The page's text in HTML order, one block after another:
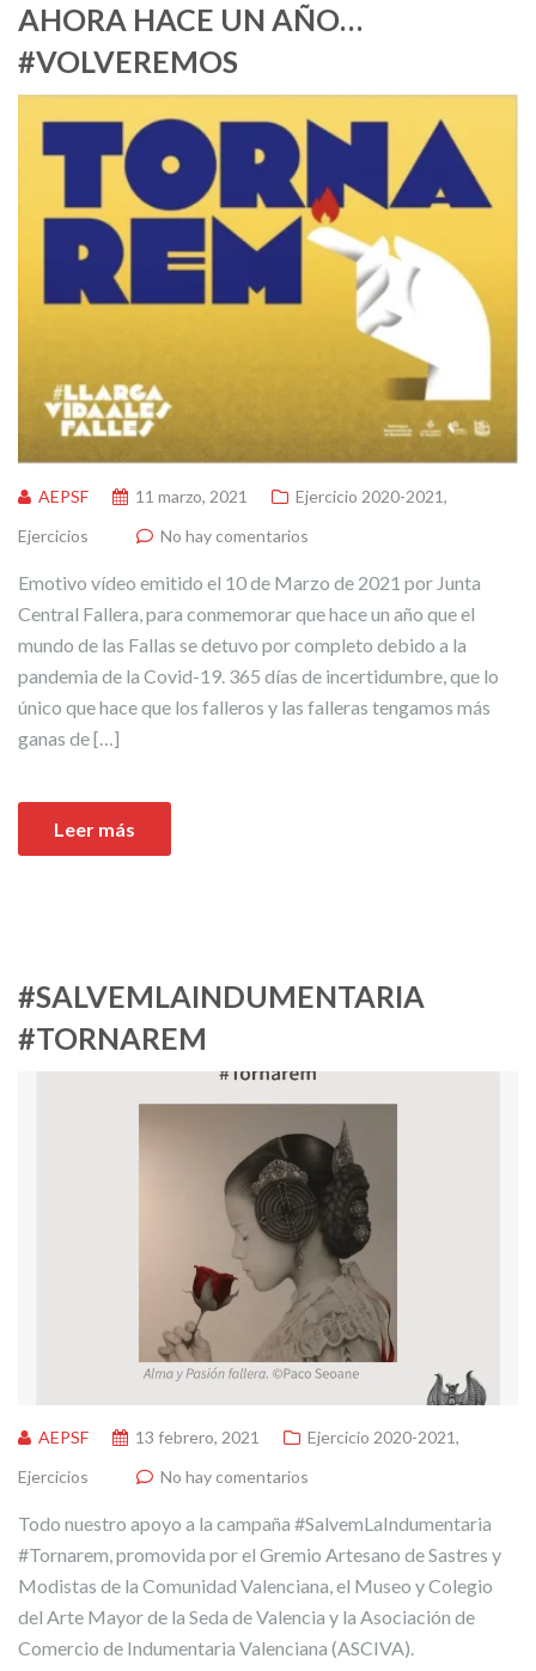
AHORA HACE UN AÑO…
#VOLVEREMOS
AEPSF 11 marzo, 2021 Ejercicio 2020-2021,
Ejercicios
No hay comentarios
Emotivo vídeo emitido el 10 de Marzo de 2021 por Junta
Central Fallera, para conmemorar que hace un año que el
mundo de las Fallas se detuvo por completo debido a la
pandemia de la Covid-19. 365 días de incertidumbre, que lo
único que hace que los falleros y las falleras tengamos más
ganas de […]
Leer más
#SALVEMLAINDUMENTARIA
#TORNAREM
AEPSF 13 febrero, 2021 Ejercicio 2020-2021,
Ejercicios
No hay comentarios
Todo nuestro apoyo a la campaña #SalvemLaIndumentaria
#Tornarem, promovida por el Gremio Artesano de Sastres y
Modistas de la Comunidad Valenciana, el Museo y Colegio
del Arte Mayor de la Seda de Valencia y la Asociación de
Comercio de Indumentaria Valenciana (ASCIVA).